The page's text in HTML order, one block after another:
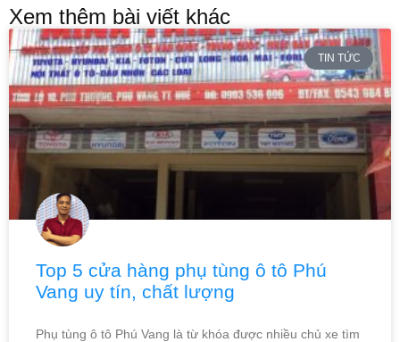
Xem thêm bài viết khác
TIN TỨC
Top 5 cửa hàng phụ tùng ô tô Phú
Vang uy tín, chất lượng
Phụ tùng ô tô Phú Vang là từ khóa được nhiều chủ xe tìm